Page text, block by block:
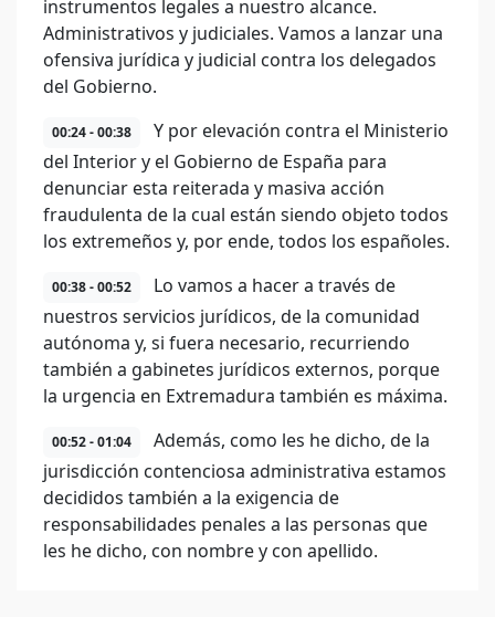
instrumentos legales a nuestro alcance.
Administrativos y judiciales. Vamos a lanzar una
ofensiva jurídica y judicial contra los delegados
del Gobierno.
00:24 - 00:38
Y por elevación contra el Ministerio
del Interior y el Gobierno de España para
denunciar esta reiterada y masiva acción
fraudulenta de la cual están siendo objeto todos
los extremeños y, por ende, todos los españoles.
00:38 - 00:52
Lo vamos a hacer a través de
nuestros servicios jurídicos, de la comunidad
autónoma y, si fuera necesario, recurriendo
también a gabinetes jurídicos externos, porque
la urgencia en Extremadura también es máxima.
00:52 - 01:04
Además, como les he dicho, de la
jurisdicción contenciosa administrativa estamos
decididos también a la exigencia de
responsabilidades penales a las personas que
les he dicho, con nombre y con apellido.